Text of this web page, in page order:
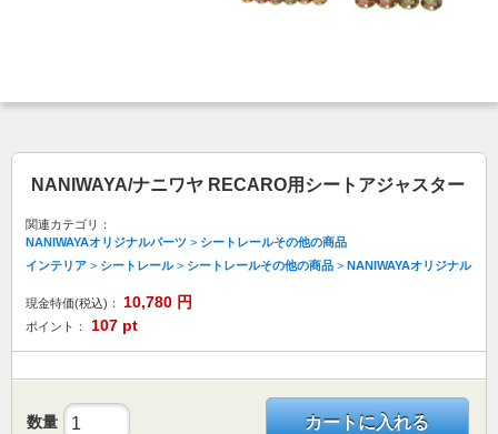
NANIWAYA/ナニワヤ RECARO用シートアジャスター
関連カテゴリ：
NANIWAYAオリジナルパーツ > シートレールその他の商品
インテリア > シートレール> シートレールその他の商品 > NANIWAYAオリジナル
現金特価(税込)： 10,780 円
ポイント： 107 pt
数量 カートに入れる